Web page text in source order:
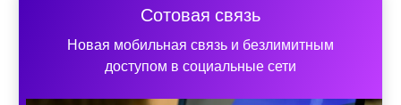
Сотовая связь
Новая мобильная связь и безлимитным
доступом в социальные сети